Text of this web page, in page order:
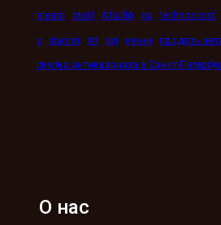
steam stolf studio su technorosst
x xiaomi xn xxi кухни
продать
скупка антиквариата в Санкт-
О нас